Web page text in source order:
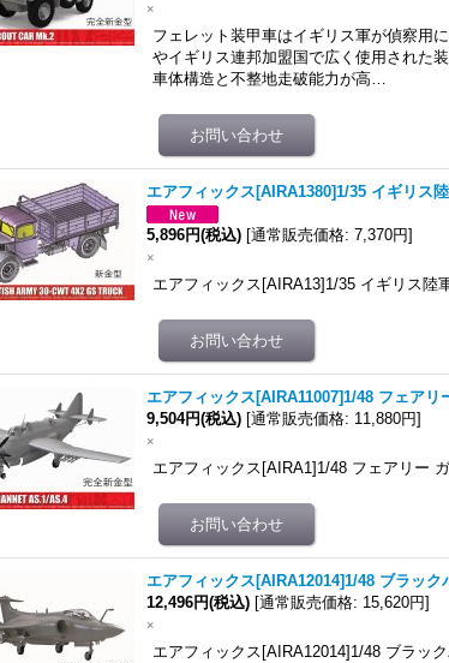
×
フェレット装甲車はイギリス軍が偵察用
やイギリス連邦加盟国で広く使用された
車体構造と不整地走破能力が高…
エアフィックス[AIRA1380]1/35 イギリス
5,896円(税込) [通常販売価格: 7,370円]
×
エアフィックス[AIRA13]1/35 イギリス陸
エアフィックス[AIRA11007]1/48 フェア
9,504円(税込) [通常販売価格: 11,880円]
×
エアフィックス[AIRA1]1/48 フェアリー
エアフィックス[AIRA12014]1/48 ブラッ
12,496円(税込) [通常販売価格: 15,620円]
×
エアフィックス[AIRA12014]1/48 ブラッ